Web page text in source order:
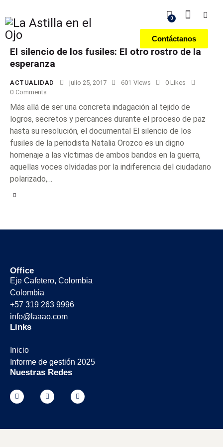
0
Contáctanos
El silencio de los fusiles: El otro rostro de la
esperanza
ACTUALIDAD julio 25, 2017 601 Views 0 Likes
0 Comments
Más allá de ser una concreta indagación al tejido de
logros, secretos y percances durante el proceso de paz
hasta su resolución, el documental El silencio de los
fusiles de la periodista Natalia Orozco es un digno
homenaje a las víctimas de ambos bandos en la guerra,
aquellas voces olvidadas por la indiferencia del ciudadano
polarizado,…
Office
Eje Cafetero, Colombia
Colombia
+57 319 263 9996
info@laaao.com
Links
Inicio
Informe de gestión 2025
Nuestras Redes